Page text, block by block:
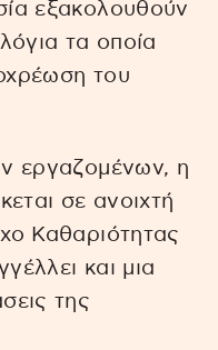
εξακολουθούν
τα οποία
του
εργαζομένων, η
σε ανοιχτή
Καθαριότητας
και μια
της